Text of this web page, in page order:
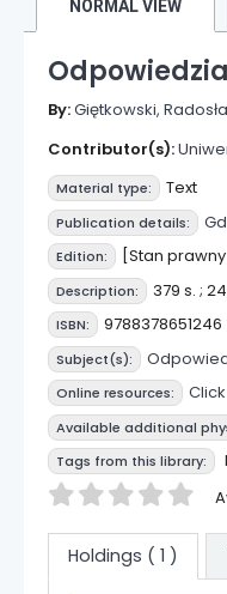
NORMAL VIEW
By:Giętkowski,
Contributor(s):
Material type: Text
Publication details:
Edition: [Stan prawny
Description: 379 s. ;
ISBN: 9788378651246
Subject(s):
Online resources:
Available additional
Tags from this library:
Star ratings
Holdings ( 1 )